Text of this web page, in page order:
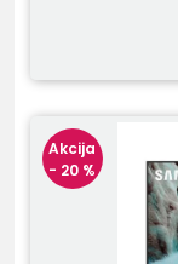
Akcija
- 20 %